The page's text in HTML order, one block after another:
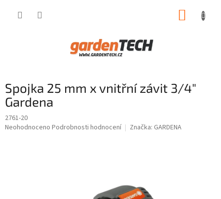
Spojka 25 mm x vnitřní závit 3/4"
Gardena
2761-20
Průměrné
Neohodnoceno Podrobnosti hodnocení Značka: GARDENA